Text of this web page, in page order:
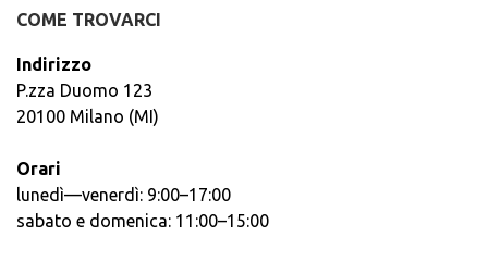
COME TROVARCI
Indirizzo
P.zza Duomo 123
20100 Milano (MI)
Orari
lunedì—venerdì: 9:00–17:00
sabato e domenica: 11:00–15:00